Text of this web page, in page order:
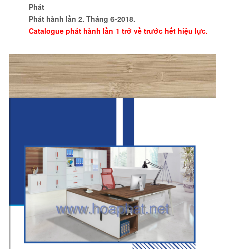
Phát
Phát hành lần 2. Tháng 6-2018.
Catalogue phát hành lần 1 trở về trước hết hiệu lực.